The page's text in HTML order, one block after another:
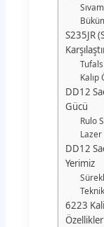
S235JR
DD12
Gücü
Rulo
DD12
Yerimiz
6223